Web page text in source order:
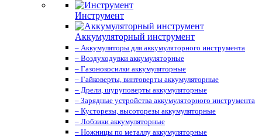
Инструмент
Аккумуляторный инструмент
– Аккумуляторы для аккумуляторного инструмента
– Воздуходувки аккумуляторные
– Газонокосилки аккумуляторные
– Гайковерты, винтоверты аккумуляторные
– Дрели, шуруповерты аккумуляторные
– Зарядные устройства аккумуляторного инструмента
– Кусторезы, высоторезы аккумуляторные
– Лобзики аккумуляторные
– Ножницы по металлу аккумуляторные